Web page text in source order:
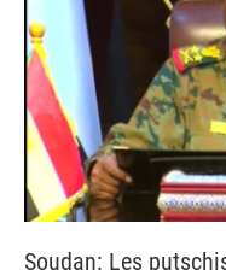
Soudan: Les